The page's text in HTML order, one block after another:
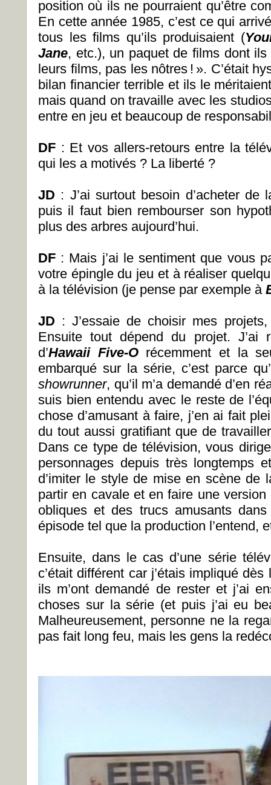
position où ils ne pourraient qu’être
En cette année 1985, c’est ce qui
tous les films qu’ils produisaient (
Jane, etc.), un paquet de films dont
leurs films, pas les nôtres ! ». C’était
bilan financier terrible et ils le
mais quand on travaille avec les
entre en jeu et beaucoup de
DF : Et vos allers-retours entre la
qui les a motivés ? La liberté ?
JD : J’ai surtout besoin d’acheter
puis il faut bien rembourser son
plus des arbres aujourd’hui.
DF : Mais j’ai le sentiment que vous
votre épingle du jeu et à réaliser
à la télévision (je pense par exemple à
JD : J’essaie de choisir mes
Ensuite tout dépend du projet. J’ai
d’Hawaii Five-O récemment et la
embarqué sur la série, c’est parce
showrunner, qu’il m’a demandé d’en
suis bien entendu avec le reste de
chose d’amusant à faire, j’en ai fait
du tout aussi gratifiant que de
Dans ce type de télévision, vous
personnages depuis très longtemps
d’imiter le style de mise en scène de
partir en cavale et en faire une
obliques et des trucs amusants
épisode tel que la production l’entend,
Ensuite, dans le cas d’une série
c’était différent car j’étais impliqué
ils m’ont demandé de rester et j’ai
choses sur la série (et puis j’ai eu
Malheureusement, personne ne la
pas fait long feu, mais les gens la